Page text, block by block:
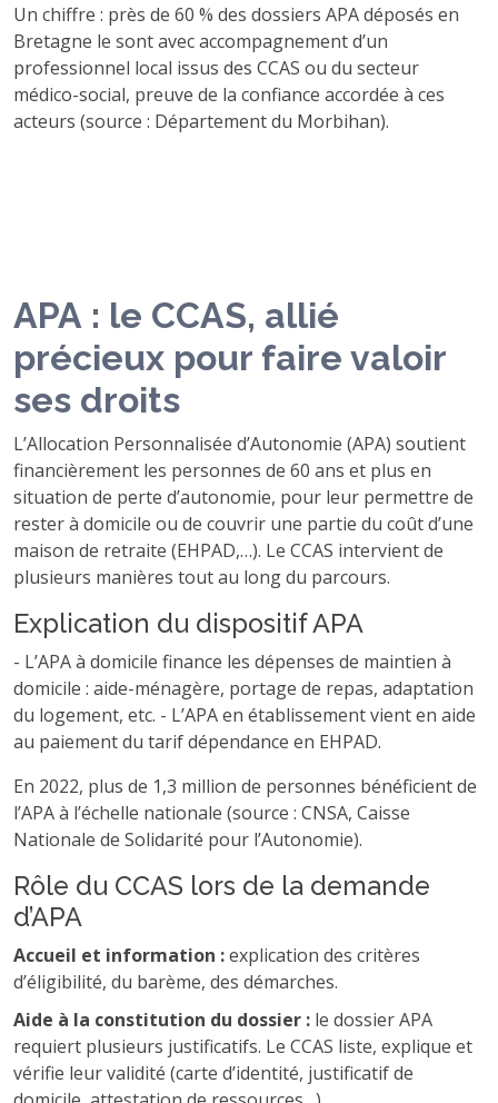
Un chiffre : près de 60 % des dossiers APA déposés en
Bretagne le sont avec accompagnement d’un
professionnel local issus des CCAS ou du secteur
médico-social, preuve de la confiance accordée à ces
acteurs (source : Département du Morbihan).
APA : le CCAS, allié
précieux pour faire valoir
ses droits
L’Allocation Personnalisée d’Autonomie (APA) soutient
financièrement les personnes de 60 ans et plus en
situation de perte d’autonomie, pour leur permettre de
rester à domicile ou de couvrir une partie du coût d’une
maison de retraite (EHPAD,…). Le CCAS intervient de
plusieurs manières tout au long du parcours.
Explication du dispositif APA
- L’APA à domicile finance les dépenses de maintien à
domicile : aide-ménagère, portage de repas, adaptation
du logement, etc. - L’APA en établissement vient en aide
au paiement du tarif dépendance en EHPAD.
En 2022, plus de 1,3 million de personnes bénéficient de
l’APA à l’échelle nationale (source : CNSA, Caisse
Nationale de Solidarité pour l’Autonomie).
Rôle du CCAS lors de la demande
d’APA
Accueil et information :explication des critères
d’éligibilité, du barème, des démarches.
Aide à la constitution du dossier : le dossier APA
requiert plusieurs justificatifs. Le CCAS liste, explique et
vérifie leur validité (carte d’identité, justificatif de